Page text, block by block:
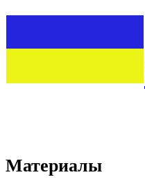
Материалы